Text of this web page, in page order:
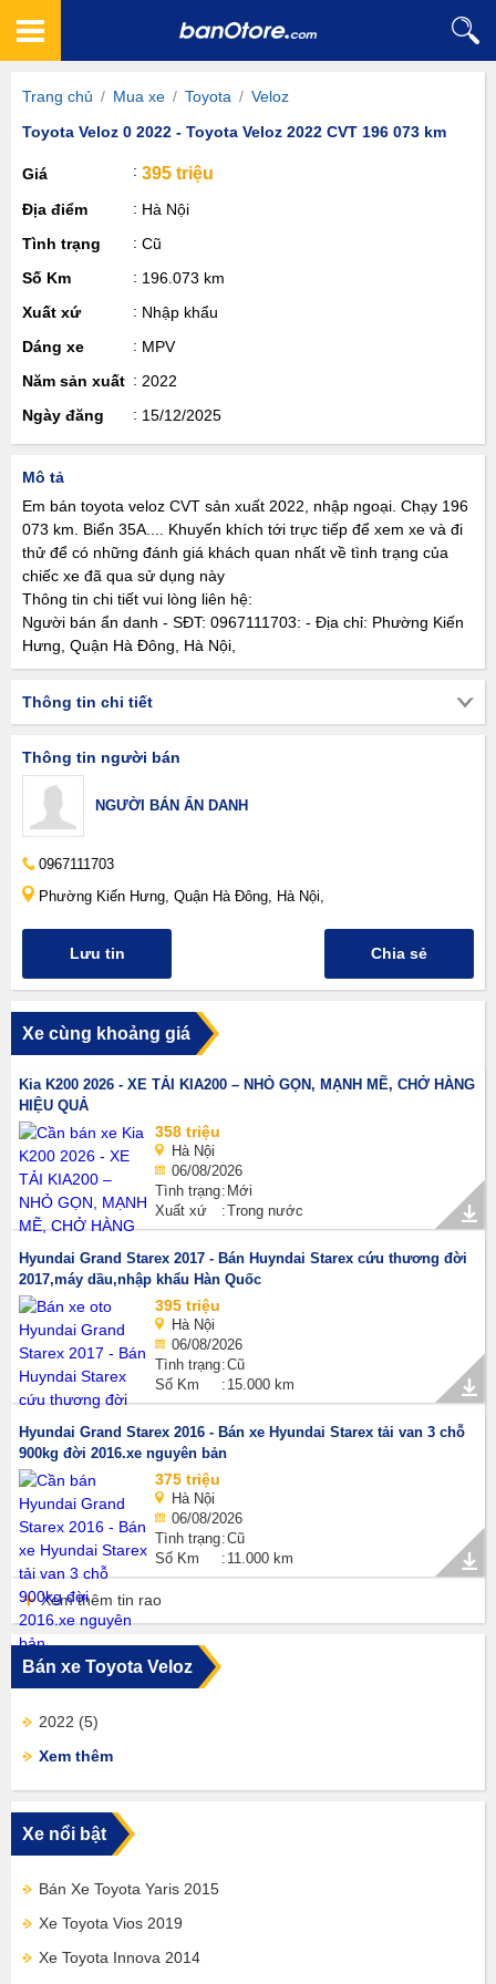
Trang chủ / Mua xe / Toyota / Veloz
Toyota Veloz 0 2022 - Toyota Veloz 2022 CVT 196 073 km
Giá 395 triệu
Địa điểm
Hà Nội
Tình trạng
Cũ
Số Km
196.073 km
Xuất xứ
Nhập khẩu
Dáng xe
MPV
Năm sản xuất
2022
Ngày đăng
15/12/2025
Mô tả
Em bán toyota veloz CVT sản xuất 2022, nhập ngoại. Chạy 196
073 km. Biển 35A.... Khuyến khích tới trực tiếp để xem xe và đi
thử để có những đánh giá khách quan nhất về tình trạng của
chiếc xe đã qua sử dụng này
Thông tin chi tiết vui lòng liên hệ:
Người bán ẩn danh - SĐT: 0967111703: - Địa chỉ: Phường Kiến
Hưng, Quận Hà Đông, Hà Nội,
Thông tin chi tiết
Thông tin người bán
NGƯỜI BÁN ẨN DANH
0967111703
Phường Kiến Hưng, Quận Hà Đông, Hà Nội,
Lưu tin Chia sẻ
Xe cùng khoảng giá
Kia K200 2026 - XE TẢI KIA200 – NHỎ GỌN, MẠNH MẼ, CHỞ HÀNG
HIỆU QUẢ
358 triệu
Hà Nội
06/08/2026
Tình trạng Mới
Xuất xứ
Trong nước
Hyundai Grand Starex 2017 - Bán Huyndai Starex cứu thương đời
2017,máy dầu,nhập khẩu Hàn Quốc
395 triệu
Hà Nội
06/08/2026
Tình trạng Cũ
Số Km
15.000 km
Hyundai Grand Starex 2016 - Bán xe Hyundai Starex tải van 3 chỗ
900kg đời 2016.xe nguyên bản
375 triệu
Hà Nội
06/08/2026
Tình trạng Cũ
Số Km
11.000 km
Xem thêm tin rao
Bán xe Toyota Veloz
2022 (5)
Xem thêm
Xe nổi bật
Bán Xe Toyota Yaris 2015
Xe Toyota Vios 2019
Xe Toyota Innova 2014